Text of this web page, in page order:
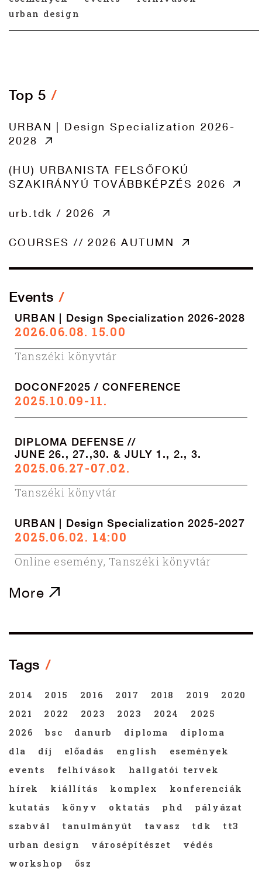
urban design
Top 5
URBAN | Design Specialization 2026-
2028
(HU) URBANISTA FELSŐFOKÚ
SZAKIRÁNYÚ TOVÁBBKÉPZÉS 2026
urb.tdk / 2026
COURSES // 2026 AUTUMN
Events
URBAN | Design Specialization 2026-2028
2026.06.08. 15.00
Tanszéki könyvtár
DOCONF2025 / CONFERENCE
2025.10.09-11.
DIPLOMA DEFENSE //
JUNE 26., 27.,30. & JULY 1., 2., 3.
2025.06.27-07.02.
Tanszéki könyvtár
URBAN | Design Specialization 2025-2027
2025.06.02. 14:00
Online esemény, Tanszéki könyvtár
More
Tags
2014 2015 2016 2017 2018 2019
2020
2021
2022 2023 2023 2024
2025
2026
bsc danurb diploma
diploma
dla
díj előadás english
események
events
felhívások
hallgatói tervek
hírek
kiállítás komplex
konferenciák
kutatás
könyv oktatás phd
pályázat
szabvál
tanulmányút tavasz tdk
tt3
urban design
városépítészet
védés
workshop
ősz